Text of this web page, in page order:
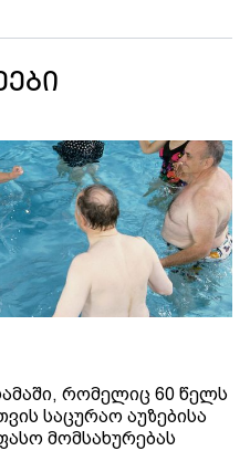
რომელიც 60 წელს
საცურაო აუზებისა
მომსახურებას